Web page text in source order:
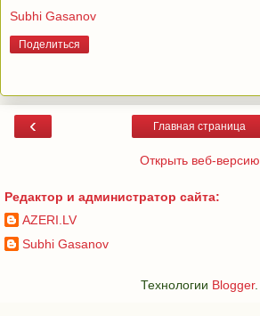
Subhi Gasanov
Поделиться
‹ Главная страница
Открыть веб-версию
Редактор и администратор сайта:
AZERI.LV
Subhi Gasanov
Технологии Blogger.